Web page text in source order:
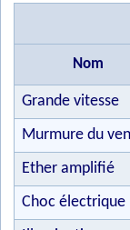
Nom
Grande vitesse
Murmure du
Ether amplifié
Choc électrique